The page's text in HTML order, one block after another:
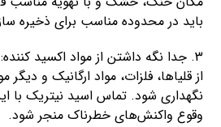
باید در محدوده مناسب برای ذخیره
3. جدا نگه داشتن از مواد اکسید
از قلیاها، فلزات، مواد ارگانیک و دیگر
نگهداری شود. تماس اسید نیتریک با
وقوع واکنش‌های خطرناک منجر شود.